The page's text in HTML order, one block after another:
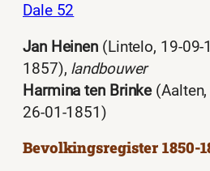
Dale 52
Jan Heinen (Lintelo, 19-09-
1857), landbouwer
Harmina ten Brinke(Aalten,
26-01-1851)
Bevolkingsregister 1850-